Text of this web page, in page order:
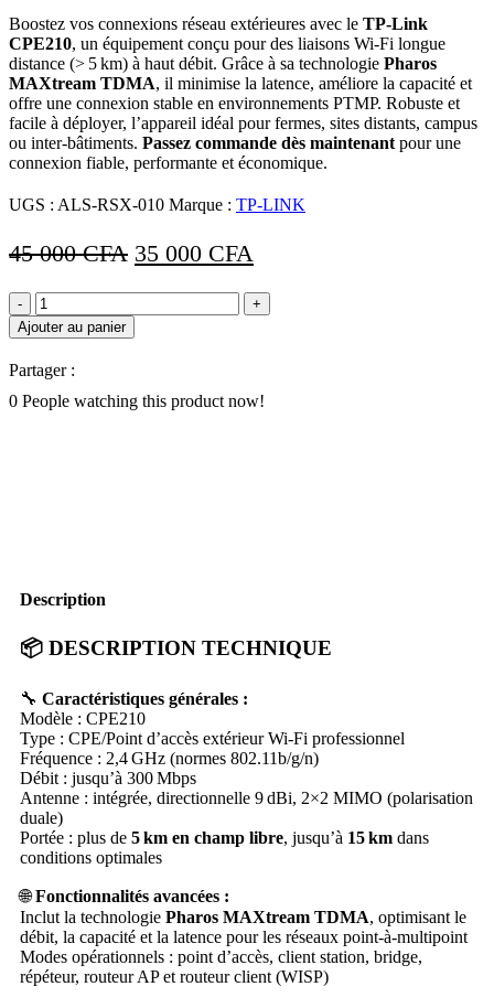
Boostez vos connexions réseau extérieures avec le TP‑Link
CPE210, un équipement conçu pour des liaisons Wi‑Fi longue
distance (> 5 km) à haut débit. Grâce à sa technologie Pharos
MAXtream TDMA, il minimise la latence, améliore la capacité et
offre une connexion stable en environnements PTMP. Robuste et
facile à déployer, l’appareil idéal pour fermes, sites distants, campus
ou inter-bâtiments. Passez commande dès maintenant pour une
connexion fiable, performante et économique.
UGS : ALS-RSX-010 Marque : TP-LINK
45 000CFA Le
initial
était :
000 CFA.
35 000 CFA
actuel
000 CFA.
quantité
de
TP‑Link
–
Point
Ajouter au panier
Partager :
0 People watching this product now!
Description
📦 DESCRIPTION TECHNIQUE
🔧 Caractéristiques générales :
Modèle : CPE210
Type : CPE/Point d’accès extérieur Wi‑Fi professionnel
Fréquence : 2,4 GHz (normes 802.11b/g/n)
Débit : jusqu’à 300 Mbps
Antenne : intégrée, directionnelle 9 dBi, 2×2 MIMO (polarisation
duale)
Portée : plus de 5 km en champ libre, jusqu’à 15 km dans
conditions optimales
🌐Fonctionnalités avancées :
Inclut la technologie Pharos MAXtream TDMA, optimisant le
débit, la capacité et la latence pour les réseaux point‑à‑multipoint
Modes opérationnels : point d’accès, client station, bridge,
répéteur, routeur AP et routeur client (WISP)